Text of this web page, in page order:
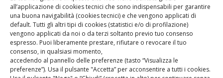
all’applicazione di cookies tecnici che sono indispensabili per garantire
una buona navigabilità (cookies tecnici) e che vengono applicati di
default. Tutti gli altri tipi di cookies (statistici e/o di profilazione)
vengono applicati da noi o da terzi soltanto previo tuo consenso
espresso. Puoi liberamente prestare, rifiutare o revocare il tuo
consenso, in qualsiasi momento,
accedendo al pannello delle preferenze (tasto “Visualizza le
preferenze”). Usa il pulsante "Accetta” per acconsentire a tutti i cookies.
Firenze al nr. 5208 dell’ 08.10.2002. Direttore responsabile:
Giampaolo Marchini – C.F. 80005790482
LINK UTILI
PagoPA